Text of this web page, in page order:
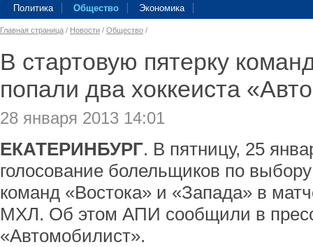
Политика Общество Экономика
Главная страница / Новости / Общество /
В стартовую пятерку
попали два хоккеиста
28 января 2013 14:01
ЕКАТЕРИНБУРГ. В пятницу, 25
голосование болельщиков по
команд «Востока» и «Запада» в
МХЛ. Об этом АПИ сообщили в
«Автомобилист».